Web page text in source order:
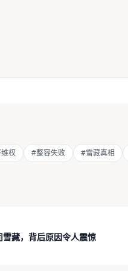
权 #整容失败 #雪藏真相
藏，背后原因令人震惊